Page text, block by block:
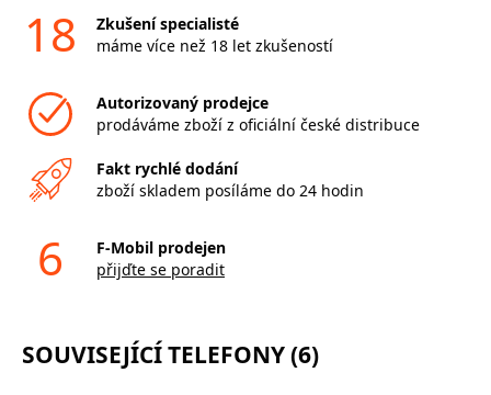
18
Zkušení specialisté
máme více než 18 let zkušeností
Autorizovaný prodejce
prodáváme zboží z oficiální české distribuce
Fakt rychlé dodání
zboží skladem posíláme do 24 hodin
6
F-Mobil prodejen
přijďte se poradit
SOUVISEJÍCÍ TELEFONY (6)